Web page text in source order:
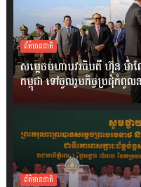
ព័ត៌មានជាតិ
សម្តេចមហាបវរធិបតី ហ៊ុន ម៉
កម្ពុជា ទៅចូលរួមកិច្ចប្រជុំកំពូ
ព័ត៌មានជាតិ